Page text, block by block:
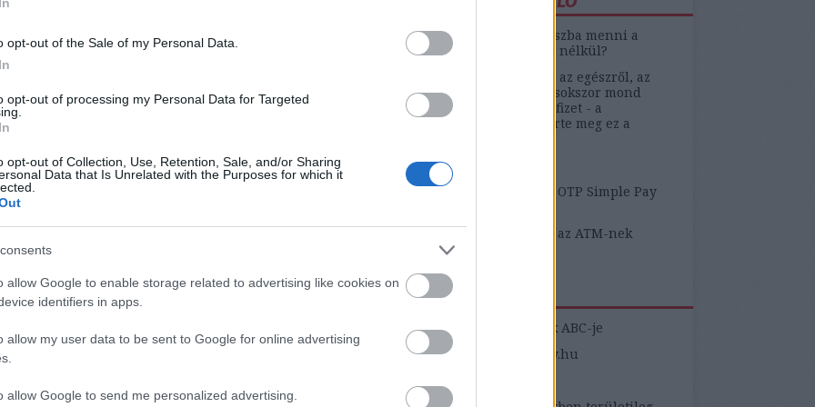
opt-out of the Sale of my Personal Data.
opt-out of processing my Personal Data for Targeted
opt-out of Collection, Use, Retention, Sale, and/or Sharing
Data that Is Unrelated with the Purposes for which it
allow Google to enable storage related to advertising like cookies on
identifiers in apps.
allow my user data to be sent to Google for online advertising
allow Google to send me personalized advertising.
a kérdésedre. A
Mindent megteszünk annak
meg legyen válaszolva.
időért egyszeri fehasználású,
feljogosító kuponnal
marketingből is.
5-ös
0
Hogy a fenébe tudok mínuszba menni a
bankszámlámon hitelkeret nélkül?
Az Applenek fogalma sincs az egészről, az
Istyle szerint a call center sokszor mond
hülyeséget, az Aegon nem fizet - a
vevőnek vajon mennyire érte meg ez a
Kegyeleti bizonytalanság
"30 ezerre szívatott meg az OTP Simple Pay
Mi közöm van ahhoz, hogy az ATM-nek
valami baja van???
HASZNOS LINKEK
Fogyasztóvédelmi fogalmak ABC-je
Fogyasztovedelem.kormany.hu